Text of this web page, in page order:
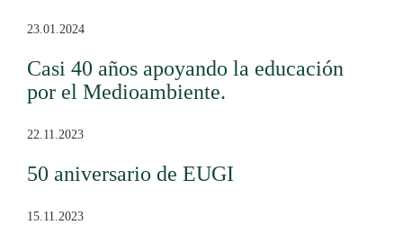
23.01.2024
Casi 40 años apoyando la educación
por el Medioambiente.
22.11.2023
50 aniversario de EUGI
15.11.2023